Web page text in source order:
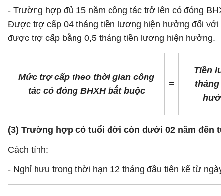
- Trường hợp đủ 15 năm công tác trở lên có đóng
Được trợ cấp 04 tháng tiền lương hiện hưởng đối với
được trợ cấp bằng 0,5 tháng tiền lương hiện hưởng.
Mức trợ cấp theo thời gian công
tác có đóng BHXH bắt buộc
=
Tiền
tháng
(3) Trường hợp có tuổi đời còn dưới 02 năm đến
Cách tính:
- Nghỉ hưu trong thời hạn 12 tháng đầu tiên kể từ